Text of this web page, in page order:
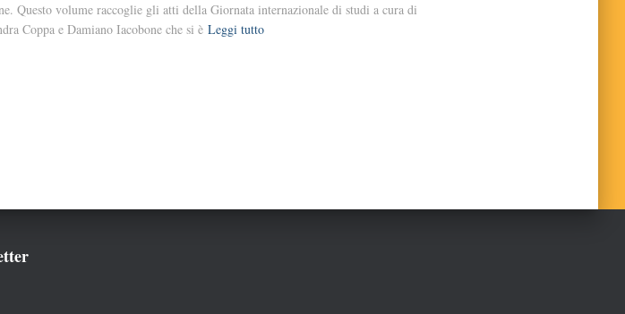
Questo volume raccoglie gli atti della Giornata internazionale di studi a cura di
Coppa e Damiano Iacobone che si è Leggi tutto